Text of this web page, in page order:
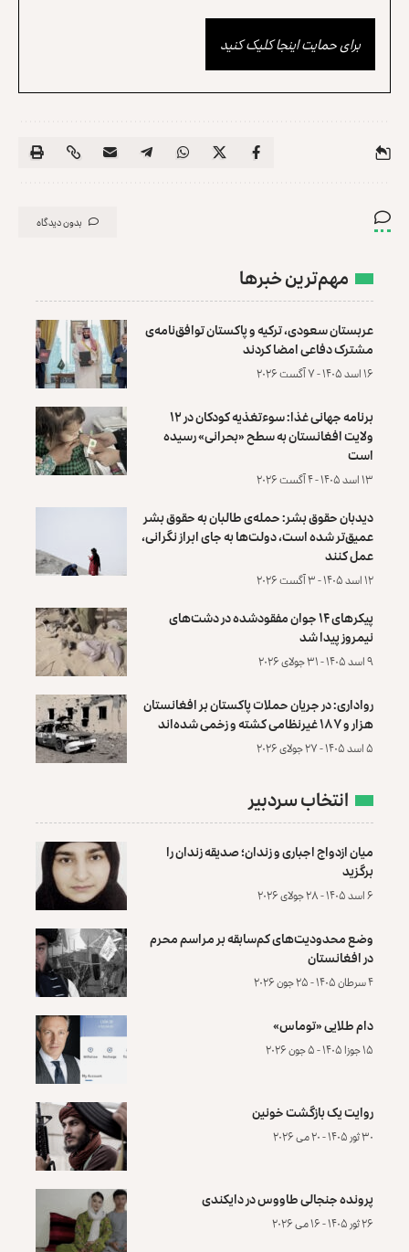
برای حمایت اینجا کلیک کنید
بدون دیدگاه
مهم‌ترین خبرها
عربستان سعودی، ترکیه و پاکستان توافق‌نامه‌ی
مشترک دفاعی امضا کردند
۱۶ اسد ۱۴۰۵ - ۷ آگست ۲۰۲۶
برنامه جهانی غذا: سوءتغذیه کودکان در ۱۲
ولایت افغانستان به سطح «بحرانی» رسیده
است
۱۳ اسد ۱۴۰۵ - ۴ آگست ۲۰۲۶
دیدبان حقوق بشر: حمله‌ی طالبان به حقوق بشر
عمیق‌تر شده است، دولت‌ها به جای ابراز نگرانی،
عمل کنند
۱۲ اسد ۱۴۰۵ - ۳ آگست ۲۰۲۶
پیکرهای ۱۴ جوان مفقودشده در دشت‌های
نیمروز پیدا شد
۹ اسد ۱۴۰۵ - ۳۱ جولای ۲۰۲۶
رواداری: در جریان حملات پاکستان بر افغانستان
هزار و ۱۸۷ غیرنظامی کشته و زخمی شده‌اند
۵ اسد ۱۴۰۵ - ۲۷ جولای ۲۰۲۶
انتخاب سردبیر
میان ازدواج اجباری و زندان؛ صدیقه زندان را
برگزید
۶ اسد ۱۴۰۵ - ۲۸ جولای ۲۰۲۶
وضع محدودیت‌های کم‌سابقه بر مراسم محرم
در افغانستان
۴ سرطان ۱۴۰۵ - ۲۵ جون ۲۰۲۶
دام طلایی «توماس»
۱۵ جوزا ۱۴۰۵ - ۵ جون ۲۰۲۶
روایت یک بازگشت خونین
۳۰ ثور ۱۴۰۵ - ۲۰ می ۲۰۲۶
پرونده‌ جنجالی طاووس در دایکندی
۲۶ ثور ۱۴۰۵ - ۱۶ می ۲۰۲۶